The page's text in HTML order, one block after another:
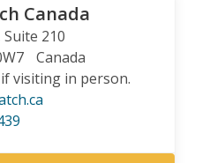
Canada
210
Canada
visiting in person.